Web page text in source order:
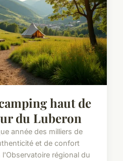
haut de
du Luberon
année des milliers de
et de confort
régional du